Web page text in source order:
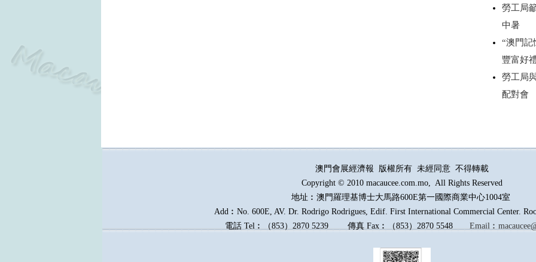
勞工局
中暑
“澳門記
豐富好
勞工局
配對會
澳門會展經濟報 版權所有 未經同意 不得轉載
Copyright © 2010 macaucee.com.mo, All Rights Reserved
地址︰澳門羅理基博士大馬路600E第一國際商業中心1004室
Add︰No. 600E, AV. Dr. Rodrigo Rodrigues, Edif. First International Commercial Center.
電話 Tel︰（853）2870 5239傳真Fax︰（853）2870 5548 Email︰